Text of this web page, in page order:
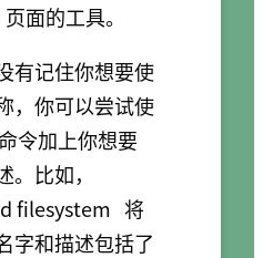
面的工具。
有记住你想要使
，你可以尝试使
令加上你想要
比如，
filesystem 将
字和描述包括了